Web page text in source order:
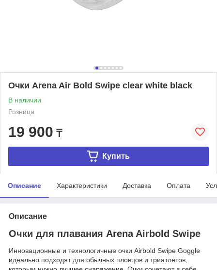
Очки Arena Air Bold Swipe clear white black
В наличии
Розница
19 900 ₸
Купить
Описание Характеристики Доставка Оплата
Описание
Очки для плавания Arena Airbold Swipe
Инновационные и технологичные очки Airbold Swipe Goggle
идеально подходят для обычных пловцов и триатлетов,